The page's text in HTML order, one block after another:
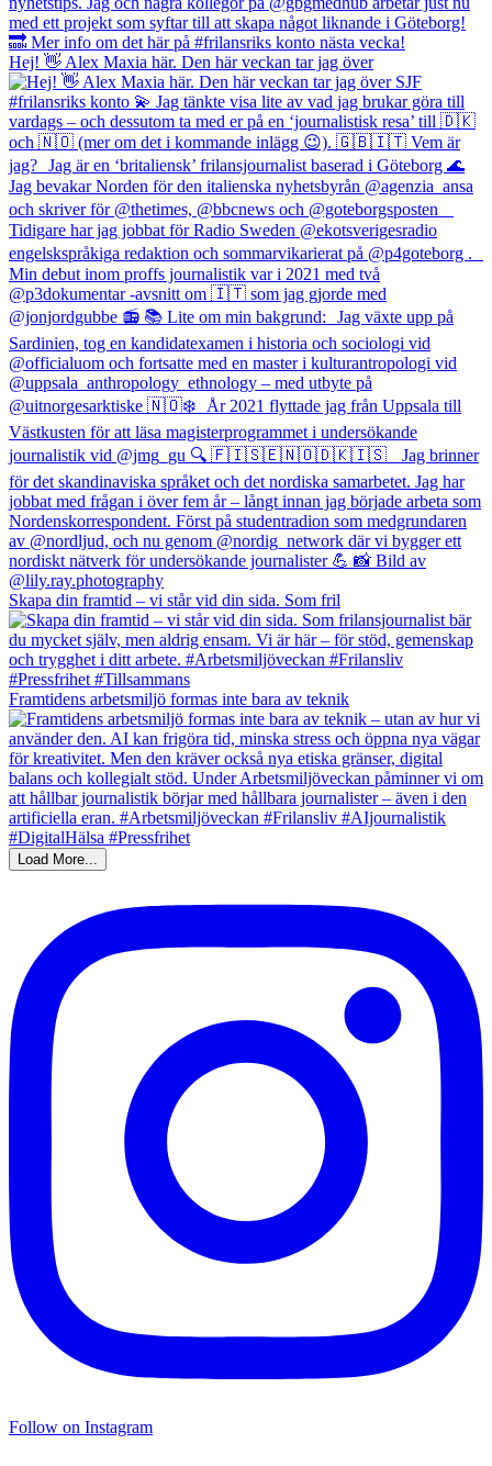
Hej! 👋 Alex Maxia här. Den här veckan tar jag över
Skapa din framtid – vi står vid din sida. Som fril
Framtidens arbetsmiljö formas inte bara av teknik
Load More...
Follow on Instagram